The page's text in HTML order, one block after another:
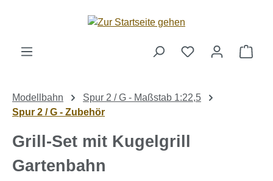
Zum Hauptinhalt springen
Modellbahn
Spur 2 / G - Maßstab 1:22,5
Spur 2 / G - Zubehör
Grill-Set mit Kugelgrill
Gartenbahn